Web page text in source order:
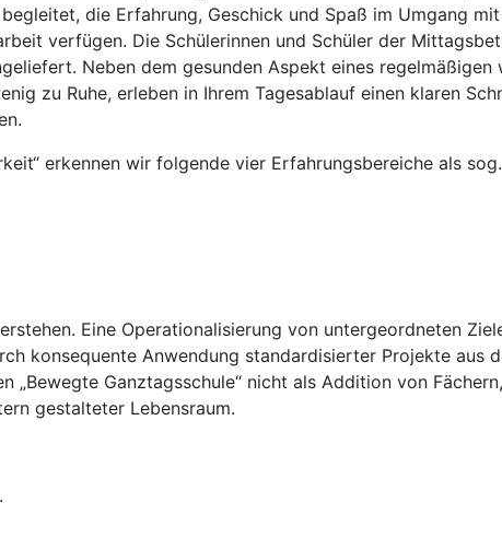
die Erfahrung, Geschick und Spaß im Umgang
verfügen. Die Schülerinnen und Schüler der
Neben dem gesunden Aspekt eines regelmäßigen
zu Ruhe, erleben in Ihrem Tagesablauf einen klaren
erkennen wir folgende vier Erfahrungsbereiche als
Eine Operationalisierung von untergeordneten
konsequente Anwendung standardisierter Projekte aus
„Bewegte Ganztagsschule“ nicht als Addition von
gestalteter Lebensraum.